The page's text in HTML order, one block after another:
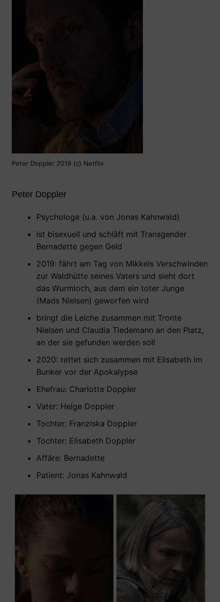
Peter Doppler 2019 (c) Netflix
Peter Doppler
Psychologe (u.a. von Jonas Kahnwald)
ist bisexuell und schläft mit Transgender
Bernadette gegen Geld
2019: fährt am Tag von Mikkels Verschwinden
zur Waldhütte seines Vaters und sieht dort
das Wurmloch, aus dem ein toter Junge
(Mads Nielsen) geworfen wird
bringt die Leiche zusammen mit Tronte
Nielsen und Claudia Tiedemann an den Platz,
an der sie gefunden werden soll
2020: rettet sich zusammen mit Elisabeth im
Bunker vor der Apokalypse
Ehefrau: Charlotte Doppler
Vater: Helge Doppler
Tochter: Franziska Doppler
Tochter: Elisabeth Doppler
Affäre: Bernadette
Patient: Jonas Kahnwald